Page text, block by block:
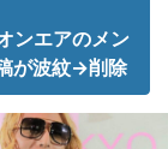
ンエアのメン
が波紋→削除